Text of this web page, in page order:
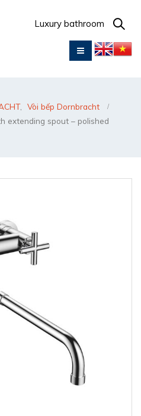
Luxury bathroom
,
Vòi bếp Dornbracht
extending spout – polished